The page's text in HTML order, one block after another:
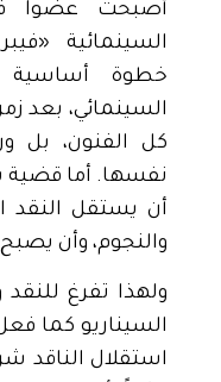
أصبحت عضواً في
السينمائية
خطوة أساسية
السينمائي، بعد
كل الفنون، بل
نفسها. أما قضية
أن يستقل النقد
والنجوم، وأن
ولهذا تفرغ
السيناريو كما
استقلال الناقد